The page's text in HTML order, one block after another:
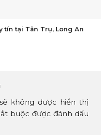
tín tại Tân Trụ, Long An
không được hiển thị
buộc được đánh dấu